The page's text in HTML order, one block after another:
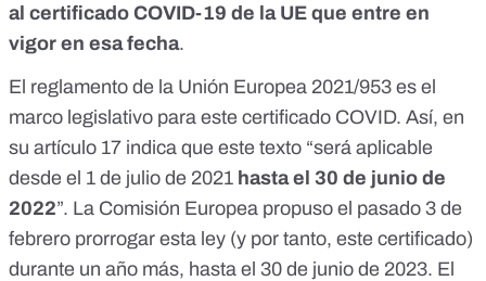
al certificado COVID-19 de la UE que entre en
vigor en esa fecha.
El reglamento de la Unión Europea 2021/953 es el
marco legislativo para este certificado COVID. Así, en
su artículo 17 indica que este texto “será aplicable
desde el 1 de julio de 2021 hasta el 30 de junio de
2022”. La Comisión Europea propuso el pasado 3 de
febrero prorrogar esta ley (y por tanto, este certificado)
durante un año más, hasta el 30 de junio de 2023. El